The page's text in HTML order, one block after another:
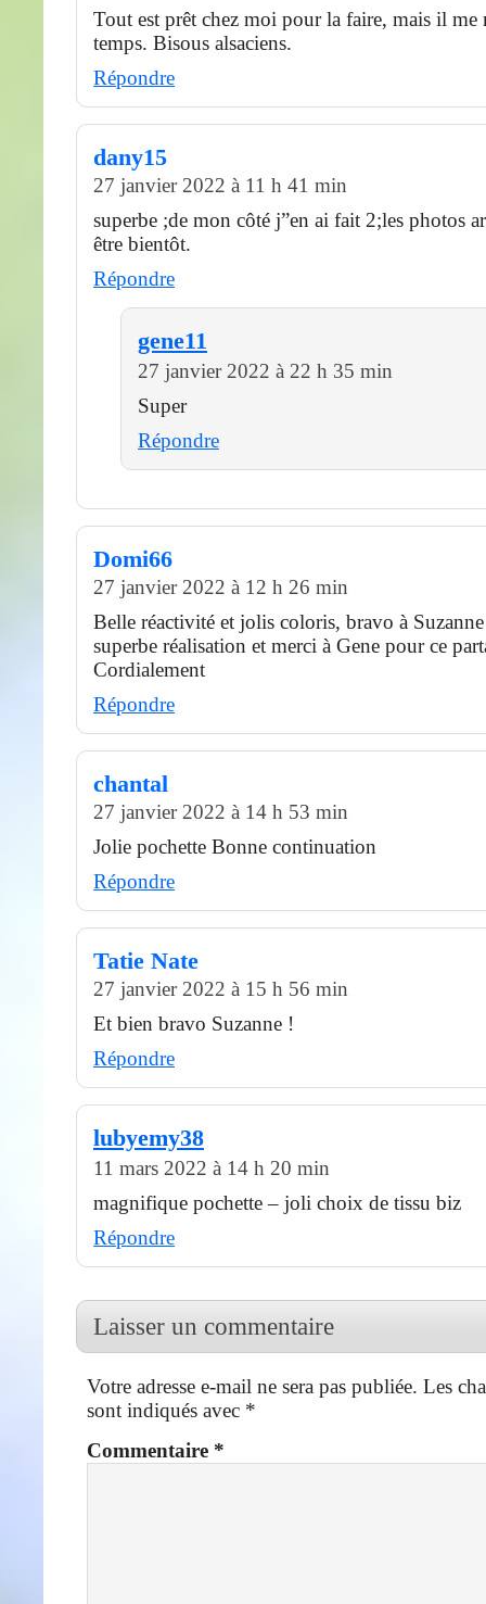
Tout est prêt chez moi pour la faire, mais il me
temps. Bisous alsaciens.
Répondre
dany15
27 janvier 2022 à 11 h 41 min
superbe ;de mon côté j”en ai fait 2;les photos
être bientôt.
Répondre
gene11
27 janvier 2022 à 22 h 35 min
Super
Répondre
Domi66
27 janvier 2022 à 12 h 26 min
Belle réactivité et jolis coloris, bravo à
superbe réalisation et merci à Gene pour ce
Cordialement
Répondre
chantal
27 janvier 2022 à 14 h 53 min
Jolie pochette Bonne continuation
Répondre
Tatie Nate
27 janvier 2022 à 15 h 56 min
Et bien bravo Suzanne !
Répondre
lubyemy38
11 mars 2022 à 14 h 20 min
magnifique pochette – joli choix de tissu biz
Répondre
Laisser un commentaire
Votre adresse e-mail ne sera pas publiée. Les
sont indiqués avec *
Commentaire *